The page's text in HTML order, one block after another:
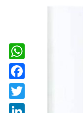
WhatsApp
Facebook
Twitter